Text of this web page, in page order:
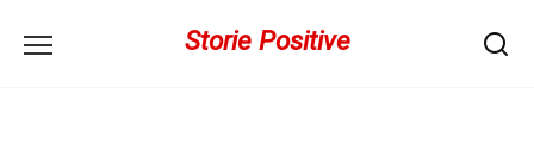
Storie Positive